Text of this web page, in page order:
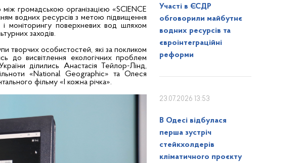
громадською організацією «SCIENCE
водних ресурсів з метою підвищення
і моніторингу поверхневих вод шляхом
заходів.
творчих особистостей, які за покликом
до висвітлення екологічних проблем
ділились Анастасія Тейлор-Лінд,
«National Geographic» та Олеся
фільму «І кожна річка».
Участі в ЄСДР
обговорили майбутнє
водних ресурсів та
євроінтеграційні
реформи
23.07.2026 13:53
В Одесі відбулася
перша зустріч
стейкхолдерів
кліматичного проєкту